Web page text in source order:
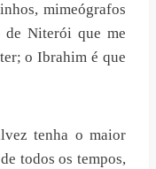
mimeógrafos
Niterói que me
o Ibrahim é que
tenha o maior
todos os tempos,